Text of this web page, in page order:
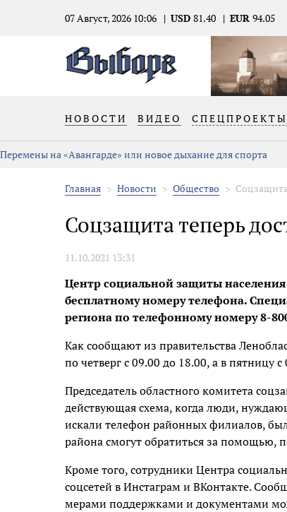
07 Август, 2026 10:06 USD 81.40 EUR 94.05
НОВОСТИ ВИДЕО СПЕЦПРОЕКТЫ
Перемены на «Авангарде» или новое дыхание для спорта
Главная Новости Общество
Соцзащита теперь
11.10.2021 13:31
Центр социальной защиты
бесплатному номеру телефона.
региона по телефонному номеру 8-
Как сообщают из правительства
по четверг с 09.00 до 18.00, а в пятницу с
Председатель областного комитета
действующая схема, когда люди,
искали телефон районных филиалов,
района смогут обратиться за помощью,
Кроме того, сотрудники Центра
соцсетей в Инстаграм и ВКонтакте.
мерами поддержками и документами